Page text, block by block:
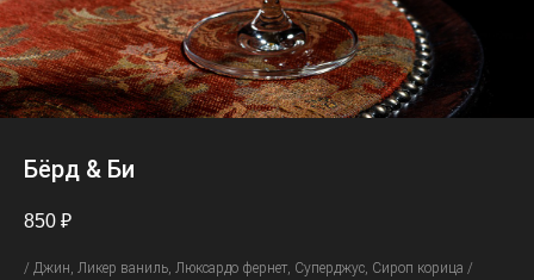
Бёрд & Би
850 ₽
/ Джин, Ликер ваниль, Люксардо фернет, Суперджус, Сироп корица /